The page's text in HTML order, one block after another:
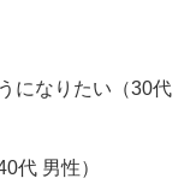
になりたい（30代
代 男性）